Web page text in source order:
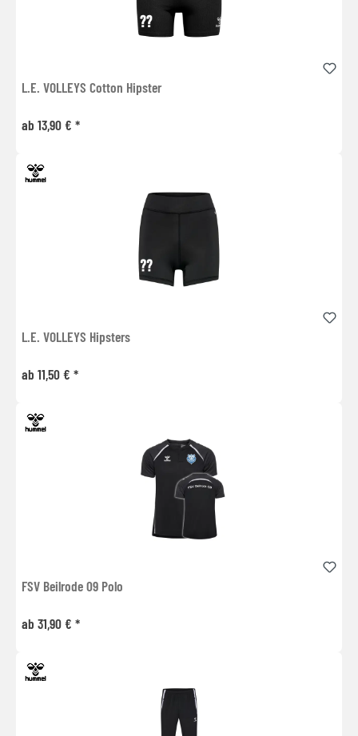
L.E. VOLLEYS Cotton Hipster
ab 13,90 € *
L.E. VOLLEYS Hipsters
ab 11,50 € *
FSV Beilrode 09 Polo
ab 31,90 € *